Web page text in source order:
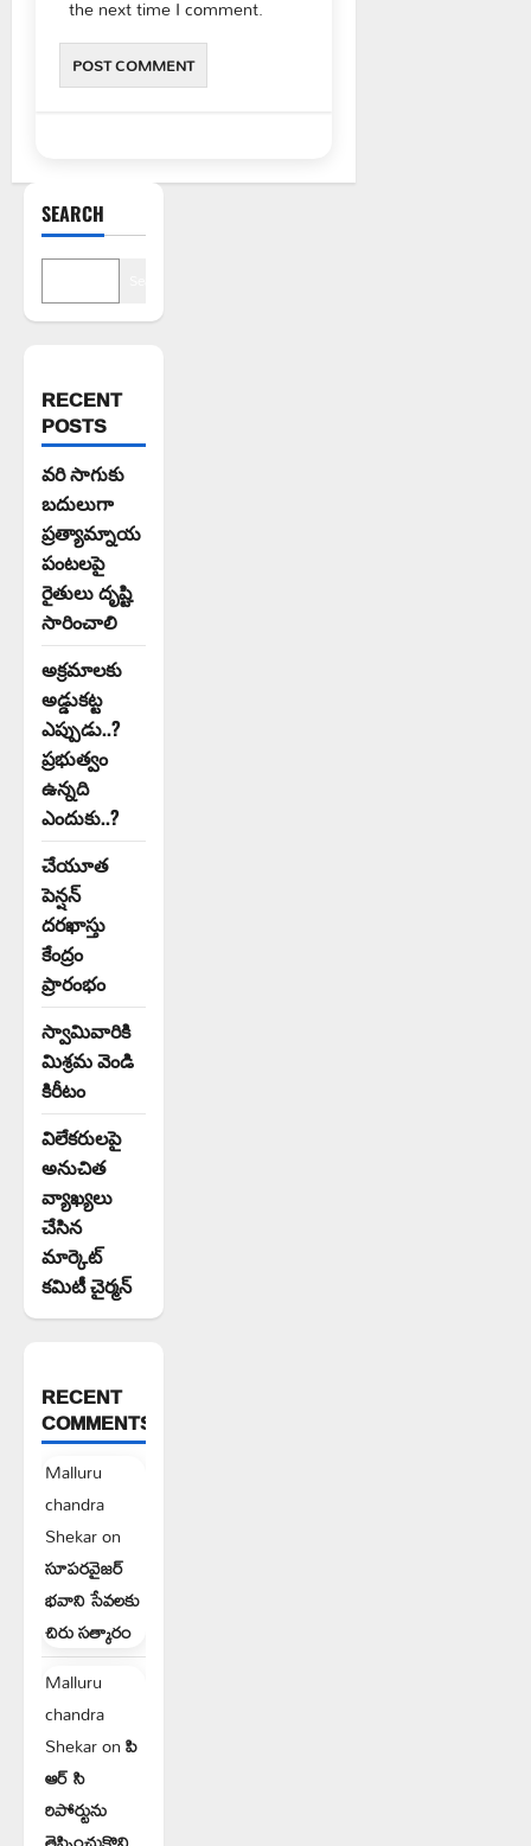
the next time I comment.
SEARCH
RECENT
POSTS
వరి సాగుకు
బదులుగా
ప్రత్యామ్నాయ
పంటలపై
రైతులు దృష్టి
సారించాలి
అక్రమాలకు
అడ్డుకట్ట
ఎప్పుడు..?
ప్రభుత్వం
ఉన్నది
ఎందుకు..?
చేయూత
పెన్షన్
దరఖాస్తు
కేంద్రం
ప్రారంభం
స్వామివారికి
మిశ్రమ వెండి
కిరీటం
విలేకరులపై
అనుచిత
వ్యాఖ్యలు
చేసిన
మార్కెట్
కమిటీ చైర్మన్‌
RECENT
COMMENTS
Malluru
chandra
Shekaron
సూపరవైజర్
భవాని సేవలకు
చిరు సత్కారం
Malluru
chandra
Shekaronపి
ఆర్ సి
రిపోర్టును